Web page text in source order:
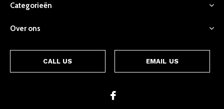
Categorieën
Over ons
CALL US EMAIL US